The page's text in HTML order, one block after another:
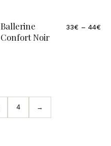
Ballerine
Confort Noir
33€ – 44€
4 →